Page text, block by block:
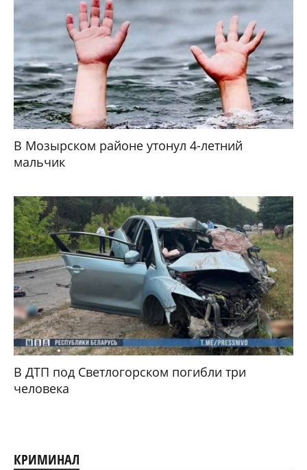
В Мозырском районе утонул 4-летний
мальчик
В ДТП под Светлогорском погибли три
человека
КРИМИНАЛ